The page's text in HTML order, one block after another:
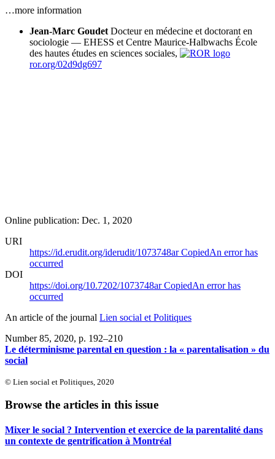
…more information
Jean-Marc Goudet Docteur en médecine et doctorant en
sociologie — EHESS et Centre Maurice-Halbwachs École
des hautes études en sciences sociales,
ror.org/02d9dg697
Online publication: Dec. 1, 2020
URI
https://id.erudit.org/iderudit/1073748arCopiedAn error has
occurred
DOI
https://doi.org/10.7202/1073748arCopiedAn error has
occurred
An article of the journal Lien social et Politiques
Number 85, 2020, p. 192–210
Le déterminisme parental en question : la « parentalisation » du
social
© Lien social et Politiques, 2020
Browse the articles in this issue
Mixer le social ? Intervention et exercice de la parentalité dans
un contexte de gentrification à Montréal